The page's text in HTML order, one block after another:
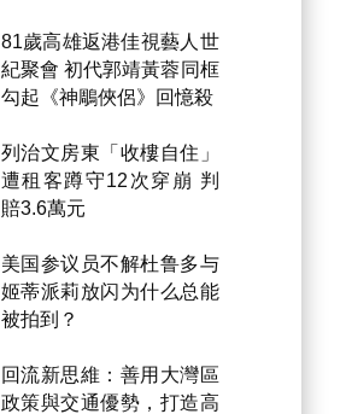
81歲高雄返港佳視藝人世
紀聚會 初代郭靖黃蓉同框
勾起《神鵰俠侶》回憶殺
列治文房東「收樓自住」
遭租客蹲守12次穿崩 判
賠3.6萬元
美国参议员不解杜鲁多与
姬蒂派莉放闪为什么总能
被拍到？
回流新思維：善用大灣區
政策與交通優勢，打造高